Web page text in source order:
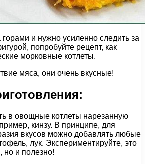
горами и нужно усиленно следить за
попробуйте рецепт, как
морковные котлеты.
мяса, они очень вкусные!
в овощные котлеты нарезанную
кинзу. В принципе, для
вкусов можно добавлять любые
лук. Экспериментируйте, это
но и полезно!